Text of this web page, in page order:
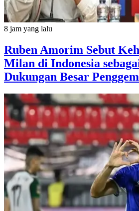
8 jam yang lalu
Ruben Amorim Sebut
Milan di Indonesia
Dukungan Besar